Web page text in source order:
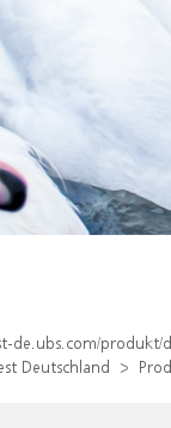
de.ubs.com/produkt/
Deutschland